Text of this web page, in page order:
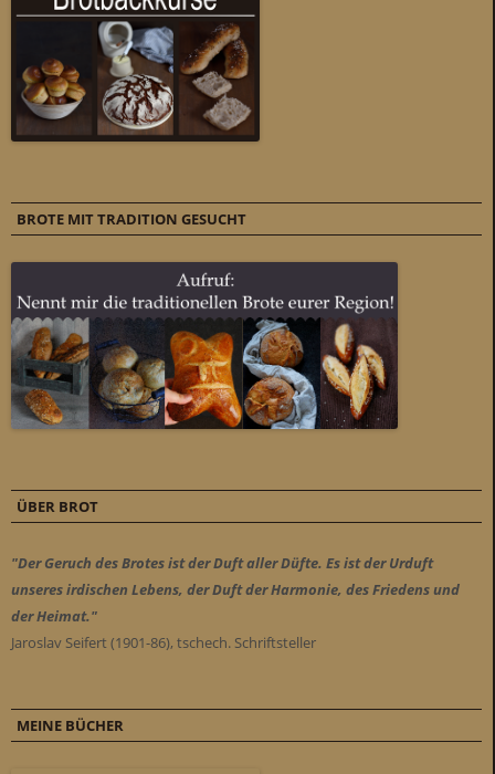
BROTE MIT TRADITION GESUCHT
ÜBER BROT
"Der Geruch des Brotes ist der Duft aller Düfte. Es ist der Urduft
unseres irdischen Lebens, der Duft der Harmonie, des Friedens und
der Heimat."
Jaroslav Seifert (1901-86), tschech. Schriftsteller
MEINE BÜCHER